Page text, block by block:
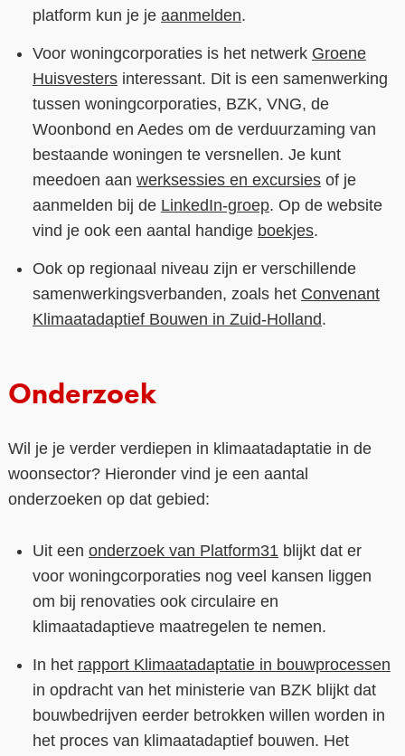
platform kun je je aanmelden.
Voor woningcorporaties is het netwerk Groene
Huisvestersinteressant. Dit is een samenwerking
tussen woningcorporaties, BZK, VNG, de
Woonbond en Aedes om de verduurzaming van
bestaande woningen te versnellen. Je kunt
meedoen aan werksessies en excursiesof je
aanmelden bij de LinkedIn-groep. Op de website
vind je ook een aantal handige boekjes.
Ook op regionaal niveau zijn er verschillende
samenwerkingsverbanden, zoals het Convenant
Klimaatadaptief Bouwen in Zuid-Holland.
Onderzoek
Wil je je verder verdiepen in klimaatadaptatie in de
woonsector? Hieronder vind je een aantal
onderzoeken op dat gebied:
Uit een onderzoek van Platform31blijkt dat er
voor woningcorporaties nog veel kansen liggen
om bij renovaties ook circulaire en
klimaatadaptieve maatregelen te nemen.
In het rapport Klimaatadaptatie in bouwprocessen
in opdracht van het ministerie van BZK blijkt dat
bouwbedrijven eerder betrokken willen worden in
het proces van klimaatadaptief bouwen. Het